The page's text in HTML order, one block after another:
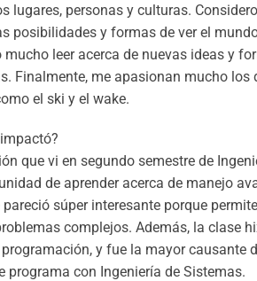
lugares, personas y culturas.
posibilidades y formas de ver el
leer acerca de nuevas ideas y
Finalmente, me apasionan mucho los
el ski y el wake.
que vi en segundo semestre de
de aprender acerca de manejo
súper interesante porque
complejos. Además, la clase
y fue la mayor causante
programa con Ingeniería de Sistemas.